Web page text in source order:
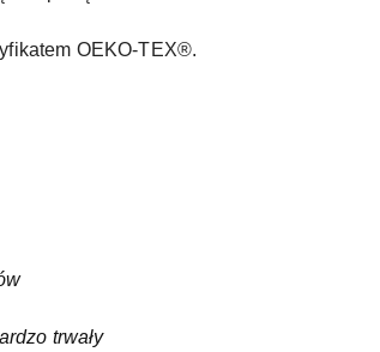
OEKO-TEX®.
trwały